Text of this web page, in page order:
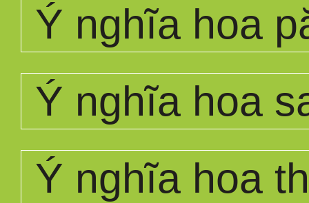
Ý nghĩa hoa
Ý nghĩa hoa
Ý nghĩa hoa